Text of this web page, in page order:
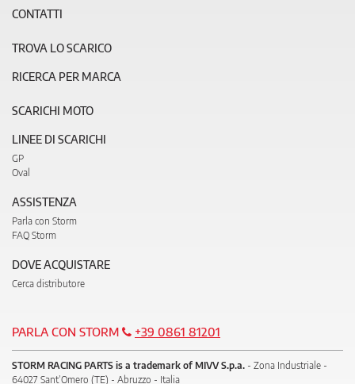
CONTATTI
TROVA LO SCARICO
RICERCA PER MARCA
SCARICHI MOTO
LINEE DI SCARICHI
GP
Oval
ASSISTENZA
Parla con Storm
FAQ Storm
DOVE ACQUISTARE
Cerca distributore
PARLA CON STORM +39 0861 81201
STORM RACING PARTS is a trademark of MIVV S.p.a. - Zona Industriale -
64027 Sant’Omero (TE) - Abruzzo - Italia